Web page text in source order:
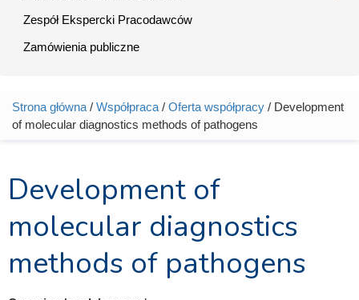
Zespół Ekspercki Pracodawców
Zamówienia publiczne
Jesteś tutaj
Strona główna / Współpraca / Oferta współpracy / Development
of molecular diagnostics methods of pathogens
Development of
molecular diagnostics
methods of pathogens